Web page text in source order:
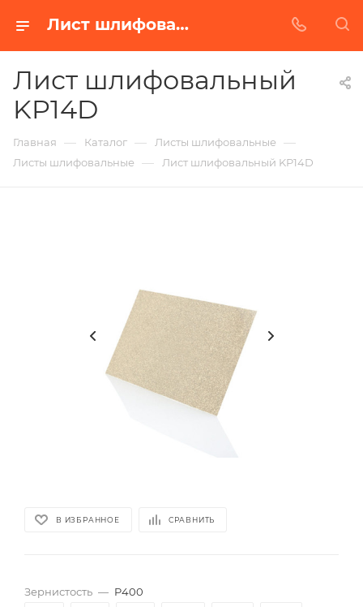
Лист шлифовальный KP14D в Красноярске | Купить по недорогой цене от Абразивного Завода
Лист шлифовальный
KP14D
Главная — Каталог — Листы шлифовальные —
Листы шлифовальные — Лист шлифовальный KP14D
В ИЗБРАННОЕ СРАВНИТЬ
Зернистость — P400